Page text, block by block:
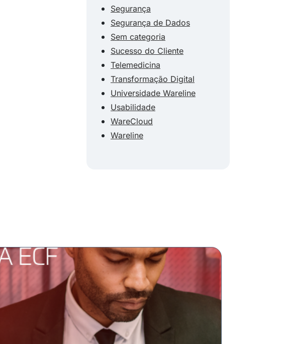
Segurança
Segurança de Dados
Sem categoria
Sucesso do Cliente
Telemedicina
Transformação Digital
Universidade Wareline
Usabilidade
WareCloud
Wareline